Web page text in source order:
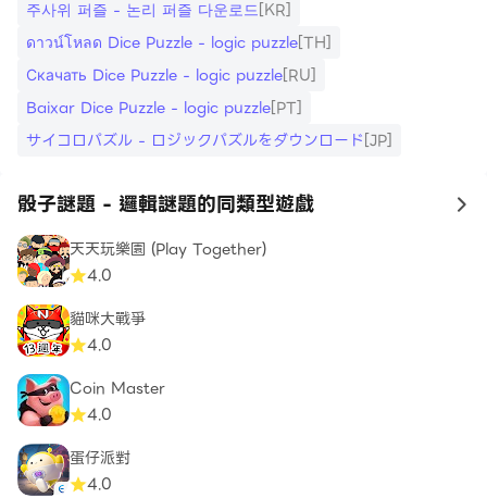
주사위 퍼즐 - 논리 퍼즐 다운로드[KR]
ดาวน์โหลด Dice Puzzle - logic puzzle[TH]
Скачать Dice Puzzle - logic puzzle[RU]
Baixar Dice Puzzle - logic puzzle[PT]
サイコロパズル - ロジックパズルをダウンロード[JP]
骰子謎題 - 邏輯謎題的同類型遊戲 to
天天玩樂園 (Play Together)
4.0
貓咪大戰爭
4.0
Coin Master
4.0
蛋仔派對
4.0